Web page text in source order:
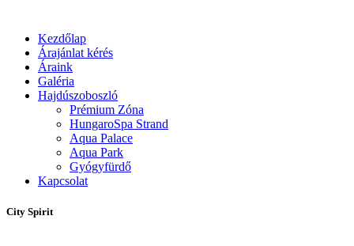
Kezdőlap
Árajánlat kérés
Áraink
Galéria
Hajdúszoboszló
Prémium Zóna
HungaroSpa Strand
Aqua Palace
Aqua Park
Gyógyfürdő
Kapcsolat
City Spirit